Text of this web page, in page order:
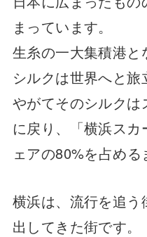
まっています。
生糸の一大集積港
シルクは世界へと旅
やがてそのシルク
に戻り、「横浜ス
ェアの80%を占める
横浜は、流行を追
出してきた街です。